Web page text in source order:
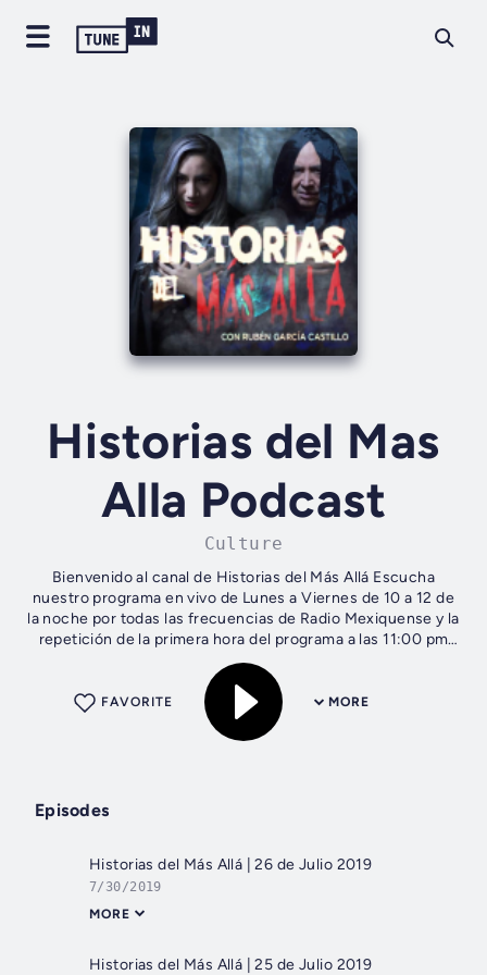
Historias del Mas
Alla Podcast
Culture
Bienvenido al canal de Historias del Más Allá Escucha
nuestro programa en vivo de Lunes a Viernes de 10 a 12 de
la noche por todas las frecuencias de Radio Mexiquense y la
repetición de la primera hora del programa a las 11:00 pm
por Mexiquense TV...
MORE
FAVORITE
Episodes
Historias del Más Allá | 26 de Julio 2019
7/30/2019
MORE
Historias del Más Allá | 25 de Julio 2019